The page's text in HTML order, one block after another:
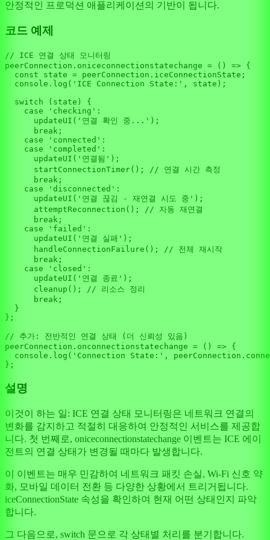
안정적인 프로덕션 애플리케이션의 기반이 됩니다.
코드 예제
// ICE 연결 상태 모니터링
peerConnection. oniceconnectionstatechange = () => {
const state = peerConnection. iceConnectionState ;
console . log ( 'ICE Connection State:' , state);
switch (state) {
case
'checking' :
updateUI ( '연결 확인 중...' );
break ;
case
'connected' :
case
'completed' :
updateUI ( '연결됨' );
startConnectionTimer(); // 연결 시간 측정
break ;
case
'disconnected' :
updateUI ( '연결 끊김 - 재연결 시도 중' );
attemptReconnection (); // 자동 재연결
break ;
case
'failed' :
updateUI ( '연결 실패' );
handleConnectionFailure (); // 전체 재시작
break ;
case
'closed' :
updateUI ( '연결 종료' );
cleanup (); // 리소스 정리
break ;
  }
};
// 추가: 전반적인 연결 상태 (더 신뢰성 있음)
peerConnection. onconnectionstatechange = () => {
console . log ( 'Connection State:' , peerConnection.
설명
이것이 하는 일: ICE 연결 상태 모니터링은 네트워크 연결의
변화를 감지하고 적절히 대응하여 안정적인 서비스를 제공합
니다. 첫 번째로, oniceconnectionstatechange 이벤트는 ICE 에이
전트의 연결 상태가 변경될 때마다 발생합니다.
이 이벤트는 매우 민감하여 네트워크 패킷 손실, Wi-Fi 신호 약
화, 모바일 데이터 전환 등 다양한 상황에서 트리거됩니다.
iceConnectionState 속성을 확인하여 현재 어떤 상태인지 파악
합니다.
그 다음으로, switch 문으로 각 상태별 처리를 분기합니다.